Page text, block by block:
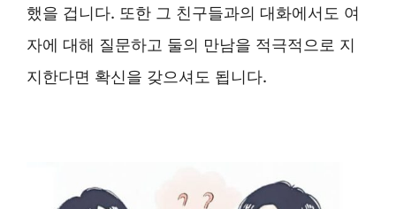
했을 겁니다. 또한 그 친구들과의 대화에서도 여
자에 대해 질문하고 둘의 만남을 적극적으로 지
지한다면 확신을 갖으셔도 됩니다.